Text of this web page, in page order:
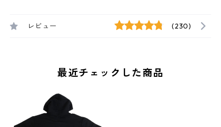
レビュー (230)
最近チェックした商品